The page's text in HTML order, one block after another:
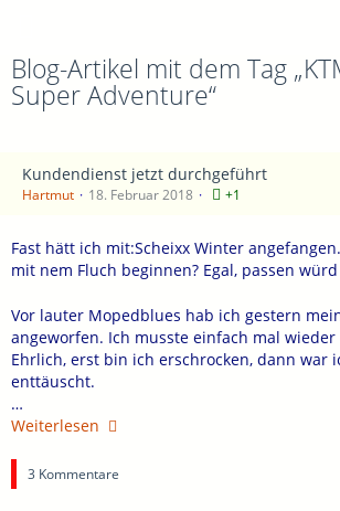
Blog-Artikel mit dem Tag
Super Adventure“
Kundendienst jetzt durchgeführt
Hartmut 18. Februar 2018 +1
Fast hätt ich mit:Scheixx Winter
mit nem Fluch beginnen? Egal, passen
Vor lauter Mopedblues hab ich gestern
angeworfen. Ich musste einfach mal
Ehrlich, erst bin ich erschrocken, dann war
enttäuscht.
…
Weiterlesen
3 Kommentare